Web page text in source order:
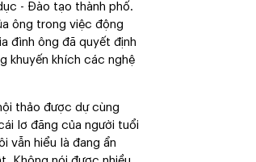
- Đào tạo thành phố.
ông trong việc động
đình ông đã quyết định
khuyến khích các nghệ
thảo được dự cùng
lơ đãng của người tuổi
vẫn hiểu là đang ẩn